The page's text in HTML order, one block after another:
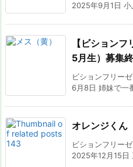
2025年9月1日
【ビション
5月生）募集
ビションフリー
6月8日 姉妹で一
オレンジくん
ビションフリー
2025年12月15日